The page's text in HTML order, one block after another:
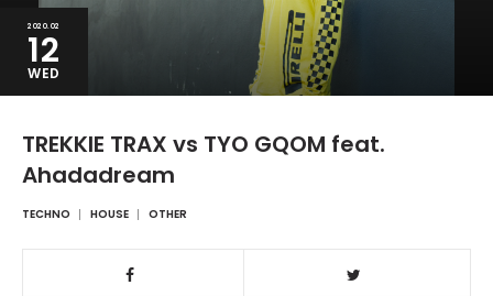
2020.02
12
WED
TREKKIE TRAX vs TYO GQOM feat.
Ahadadream
TECHNO HOUSE OTHER